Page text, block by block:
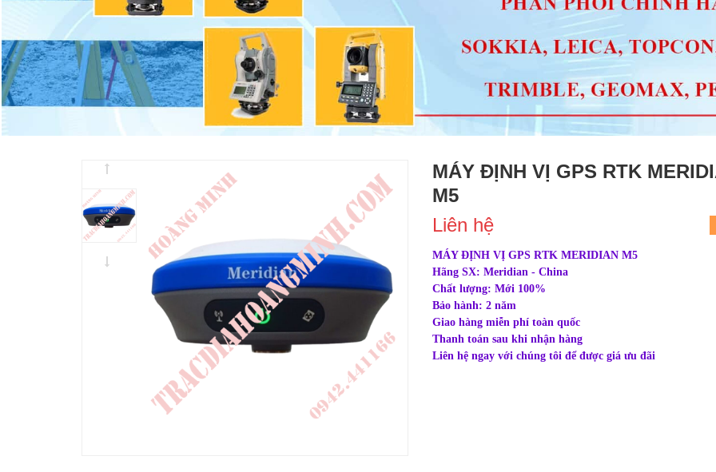
MÁY ĐỊNH VỊ GPS RTK
M5
Liên hệ
MÁY ĐỊNH VỊ GPS RTK MERIDIAN M5
Hãng SX: Meridian - China
Chất lượng: Mới 100%
Bảo hành: 2 năm
Giao hàng miễn phí toàn quốc
Thanh toán sau khi nhận hàng
Liên hệ ngay với chúng tôi để được giá ưu đãi